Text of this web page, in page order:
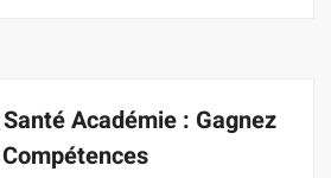
Académie : Gagnez